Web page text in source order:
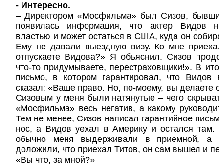
- Интересно.
– Директором «Мосфильма» был Сизов,
появилась информация, что актер Видов
властью и может остаться в США, куда он
Ему не давали выездную визу. Ко мне
отпускаете Видова?» Я объяснил. Сизов
что-то придумываете, перестраховщики!». В
письмо, в котором гарантировал, что
сказал: «Ваше право. Но, по-моему, вы делаете
Сизовым у меня были натянутые – чего
«Мосфильма» весь негатив, а какому
Тем не менее, Сизов написал гарантийное
нос, а Видов уехал в Америку и остался
обычно меня выдерживали в приемной, а
доложили, что приехал Титов, он сам вышел и
«Вы что, за мной?»